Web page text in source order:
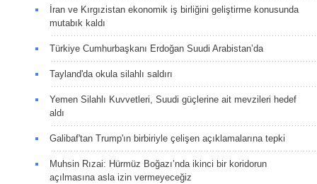
İran ve Kırgızistan ekonomik iş birliğini geliştirme konusunda
mutabık kaldı
Türkiye Cumhurbaşkanı Erdoğan Suudi Arabistan’da
Tayland'da okula silahlı saldırı
Yemen Silahlı Kuvvetleri, Suudi güçlerine ait mevzileri hedef
aldı
Galibaf'tan Trump'ın birbiriyle çelişen açıklamalarına tepki
Muhsin Rızai: Hürmüz Boğazı’nda ikinci bir koridorun
açılmasına asla izin vermeyeceğiz